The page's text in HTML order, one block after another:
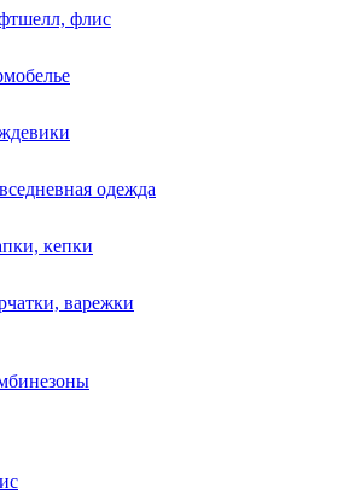
флис
одежда
кепки
варежки